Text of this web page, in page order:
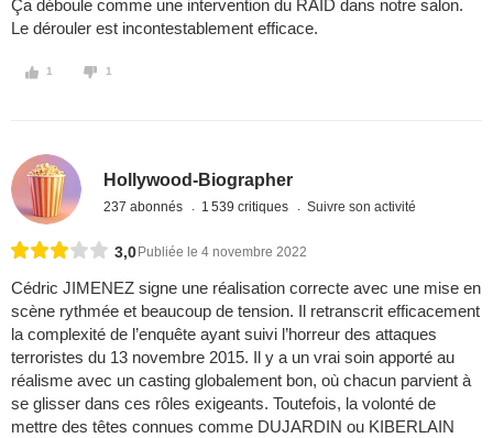
Ça déboule comme une intervention du RAID dans notre salon.
Le dérouler est incontestablement efficace.
1 1
Hollywood-Biographer
237 abonnés 1 539 critiques Suivre son activité
3,0 Publiée le 4 novembre 2022
Cédric JIMENEZ signe une réalisation correcte avec une mise en
scène rythmée et beaucoup de tension. Il retranscrit efficacement
la complexité de l’enquête ayant suivi l’horreur des attaques
terroristes du 13 novembre 2015. Il y a un vrai soin apporté au
réalisme avec un casting globalement bon, où chacun parvient à
se glisser dans ces rôles exigeants. Toutefois, la volonté de
mettre des têtes connues comme DUJARDIN ou KIBERLAIN